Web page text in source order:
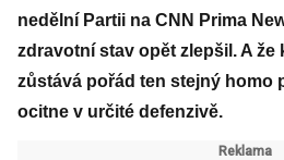
nedělní Partii na CNN Prima
zdravotní stav opět zlepšil. A že
zůstává pořád ten stejný homo
ocitne v určité defenzivě.